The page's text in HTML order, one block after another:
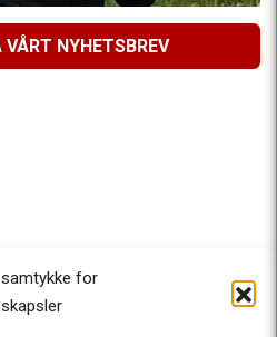
for
VÅRT NYHETSBREV